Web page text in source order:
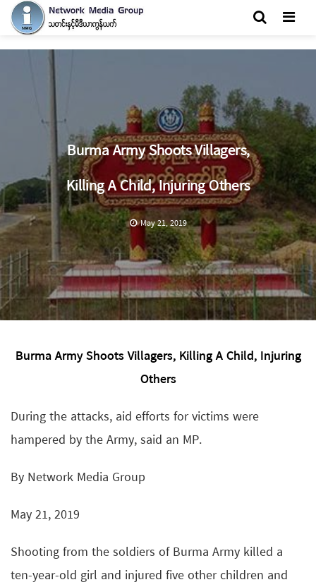
Burma Army Shoots Villagers,
Killing A Child, Injuring Others
May 21, 2019
Burma Army Shoots Villagers, Killing A Child, Injuring
Others
During the attacks, aid efforts for victims were
hampered by the Army, said an MP.
By Network Media Group
May 21, 2019
Shooting from the soldiers of Burma Army killed a
ten-year-old girl and injured five other children and